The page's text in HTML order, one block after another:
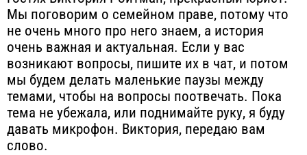
Мы поговорим о семейном праве, потому что
не очень много про него знаем, а история
очень важная и актуальная. Если у вас
возникают вопросы, пишите их в чат, и потом
мы будем делать маленькие паузы между
темами, чтобы на вопросы поотвечать. Пока
тема не убежала, или поднимайте руку, я буду
давать микрофон. Виктория, передаю вам
слово.